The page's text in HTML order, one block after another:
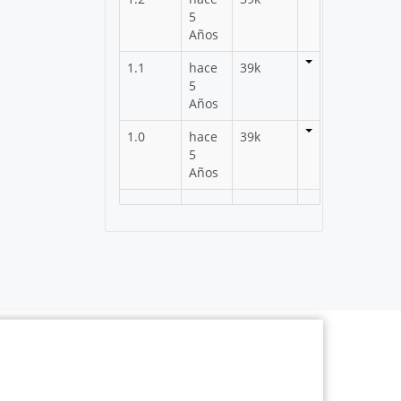
5
Años
1.1
hace
5
Años
39k
1.0
hace
5
Años
39k